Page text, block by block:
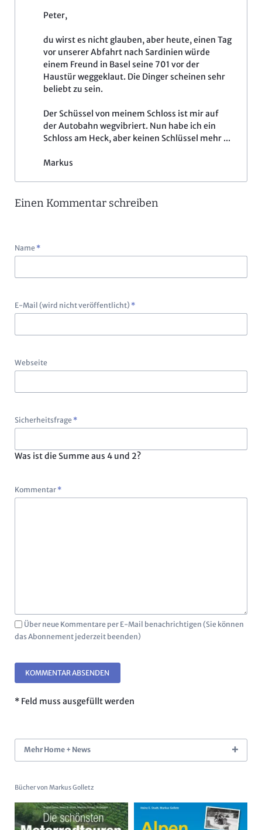
Peter,
du wirst es nicht glauben, aber heute, einen Tag
vor unserer Abfahrt nach Sardinien würde
einem Freund in Basel seine 701 vor der
Haustür weggeklaut. Die Dinger scheinen sehr
beliebt zu sein.
Der Schüssel von meinem Schloss ist mir auf
der Autobahn wegvibriert. Nun habe ich ein
Schloss am Heck, aber keinen Schlüssel mehr ...
Markus
Einen Kommentar schreiben
Pflichtfeld
Name *
Pflichtfeld
E-Mail (wird nicht veröffentlicht) *
Webseite
Pflichtfeld
Sicherheitsfrage *
Was ist die Summe aus 4 und 2?
Pflichtfeld
Kommentar *
Über neue Kommentare per E-Mail benachrichtigen (Sie können
das Abonnement jederzeit beenden)
KOMMENTAR ABSENDEN
* Feld muss ausgefüllt werden
Mehr Home + News
Bücher von Markus Golletz